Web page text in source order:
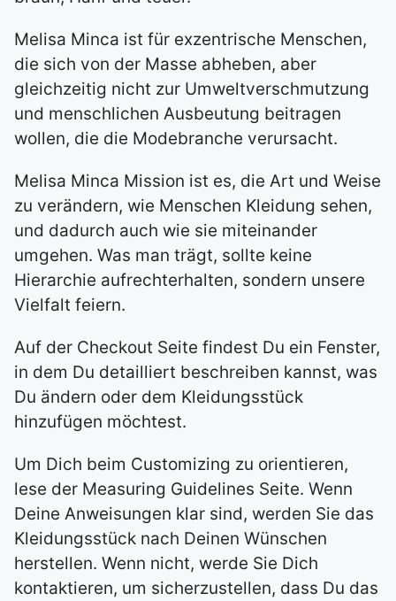
Melisa Minca ist für exzentrische Menschen,
die sich von der Masse abheben, aber
gleichzeitig nicht zur Umweltverschmutzung
und menschlichen Ausbeutung beitragen
wollen, die die Modebranche verursacht.
Melisa Minca Mission ist es, die Art und Weise
zu verändern, wie Menschen Kleidung sehen,
und dadurch auch wie sie miteinander
umgehen. Was man trägt, sollte keine
Hierarchie aufrechterhalten, sondern unsere
Vielfalt feiern.
Auf der Checkout Seite findest Du ein Fenster,
in dem Du detailliert beschreiben kannst, was
Du ändern oder dem Kleidungsstück
hinzufügen möchtest.
Um Dich beim Customizing zu orientieren,
lese der Measuring Guidelines Seite. Wenn
Deine Anweisungen klar sind, werden Sie das
Kleidungsstück nach Deinen Wünschen
herstellen. Wenn nicht, werde Sie Dich
kontaktieren, um sicherzustellen, dass Du das